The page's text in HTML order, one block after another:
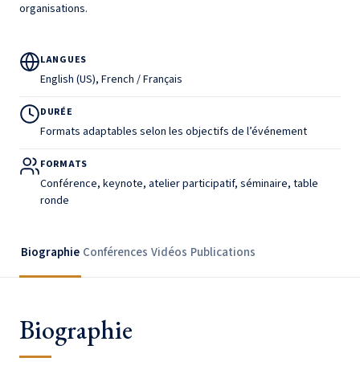
organisations.
LANGUES
English (US), French / Français
DURÉE
Formats adaptables selon les objectifs de l’événement
FORMATS
Conférence, keynote, atelier participatif, séminaire, table
ronde
Biographie Conférences Vidéos Publications
Biographie